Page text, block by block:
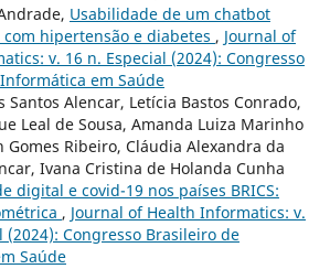
Usabilidade de um chatbot
com hipertensão e diabetes , Journal of
v. 16 n. Especial (2024): Congresso
em Saúde
Santos Alencar, Letícia Bastos Conrado,
Leal de Sousa, Amanda Luiza Marinho
Gomes Ribeiro, Cláudia Alexandra da
Ivana Cristina de Holanda Cunha
digital e covid-19 nos países BRICS:
, Journal of Health Informatics: v.
(2024): Congresso Brasileiro de
Saúde